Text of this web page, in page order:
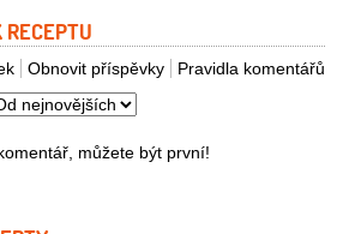
RECEPTU
Pravidla komentářů
Obnovit příspěvky
můžete být první!